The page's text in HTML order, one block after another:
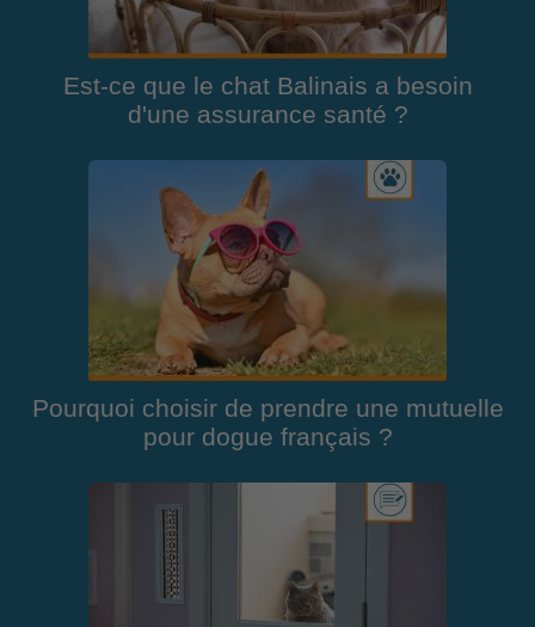
Est-ce que le chat Balinais a besoin
d'une assurance santé ?
Pourquoi choisir de prendre une mutuelle
pour dogue français ?